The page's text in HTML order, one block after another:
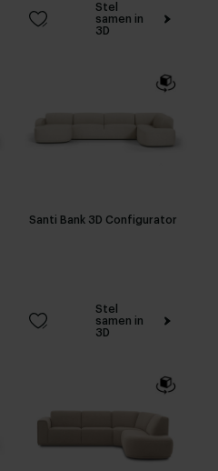
Stel
samen in
3D
Santi Bank 3D Configurator
Stel
samen in
3D